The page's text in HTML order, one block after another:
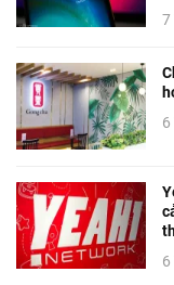
7
6
6